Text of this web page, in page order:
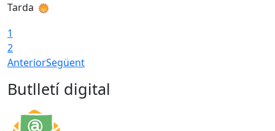
Tarda
1
2
AnteriorSegüent
Butlletí digital